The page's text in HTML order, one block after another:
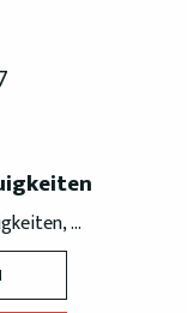
...